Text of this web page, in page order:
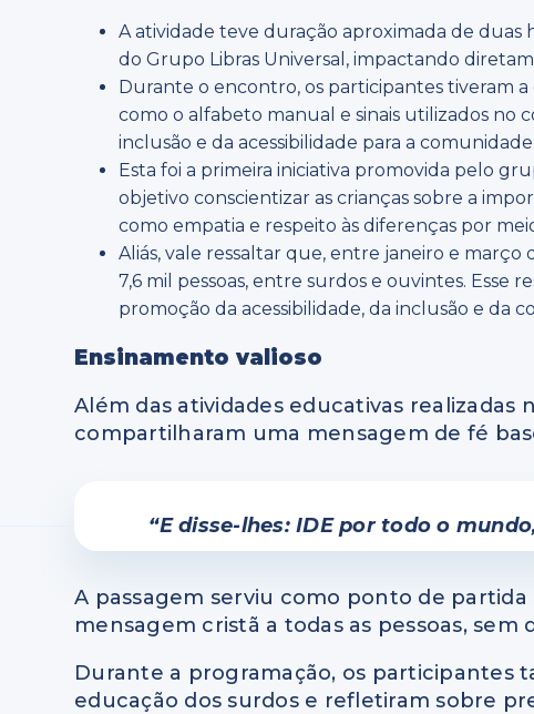
A atividade teve duração aproximada de
do Grupo Libras Universal, impactando
Durante o encontro, os participantes tiveram
como o alfabeto manual e sinais utilizados no
inclusão e da acessibilidade para a
Esta foi a primeira iniciativa promovida pelo
objetivo conscientizar as crianças sobre a
como empatia e respeito às diferenças por
Aliás, vale ressaltar que, entre janeiro e
7,6 mil pessoas, entre surdos e ouvintes. Esse
promoção da acessibilidade, da inclusão e da
Ensinamento valioso
Além das atividades educativas realizadas
compartilharam uma mensagem de fé
“E disse-lhes: IDE por todo o
A passagem serviu como ponto de
mensagem cristã a todas as pessoas, sem
Durante a programação, os participantes
educação dos surdos e refletiram sobre